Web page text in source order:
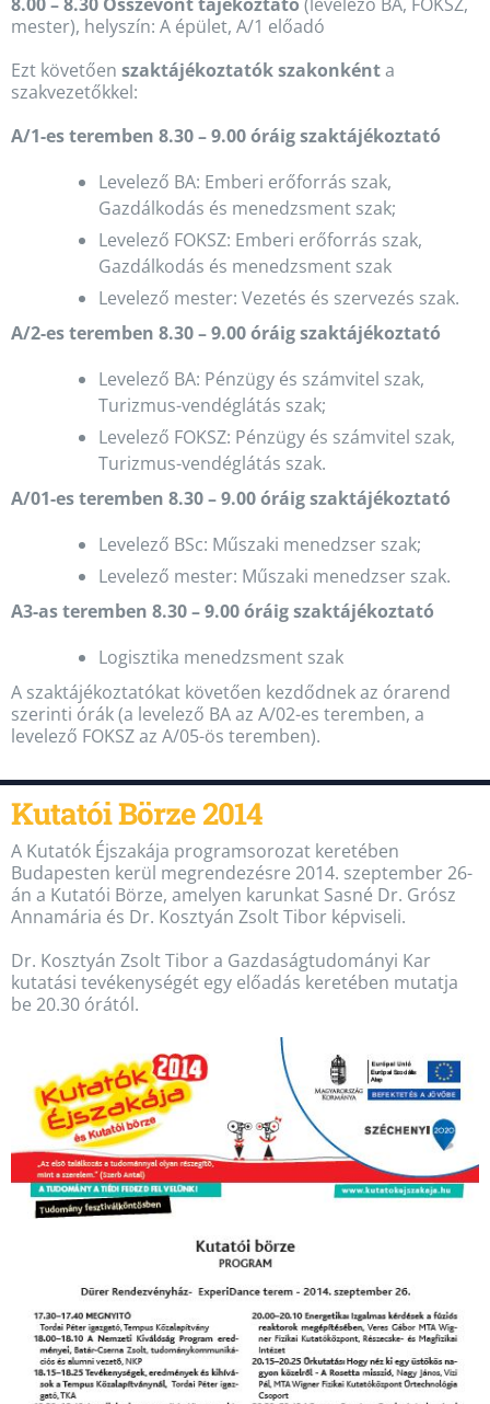
mester), helyszín: A épület, A/1 előadó
Ezt követően szaktájékoztatók szakonkénta
szakvezetőkkel:
A/1-es teremben 8.30 – 9.00 óráig szaktájékoztató
Levelező BA: Emberi erőforrás szak,
Gazdálkodás és menedzsment szak;
Levelező FOKSZ: Emberi erőforrás szak,
Gazdálkodás és menedzsment szak
Levelező mester: Vezetés és szervezés szak.
A/2-es teremben 8.30 – 9.00 óráig szaktájékoztató
Levelező BA: Pénzügy és számvitel szak,
Turizmus-vendéglátás szak;
Levelező FOKSZ: Pénzügy és számvitel szak,
Turizmus-vendéglátás szak.
A/01-es teremben 8.30 – 9.00 óráig szaktájékoztató
Levelező BSc: Műszaki menedzser szak;
Levelező mester: Műszaki menedzser szak.
A3-as teremben 8.30 – 9.00 óráig szaktájékoztató
Logisztika menedzsment szak
A szaktájékoztatókat követően kezdődnek az órarend
szerinti órák (a levelező BA az A/02-es teremben, a
levelező FOKSZ az A/05-ös teremben).
Kutatói Börze 2014
A Kutatók Éjszakája programsorozat keretében
Budapesten kerül megrendezésre 2014. szeptember 26-
án a Kutatói Börze, amelyen karunkat Sasné Dr. Grósz
Annamária és Dr. Kosztyán Zsolt Tibor képviseli.
Dr. Kosztyán Zsolt Tibor a Gazdaságtudományi Kar
kutatási tevékenységét egy előadás keretében mutatja
be 20.30 órától.